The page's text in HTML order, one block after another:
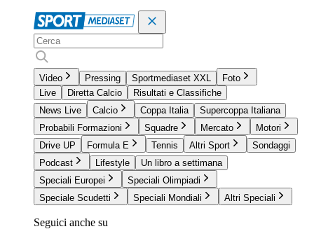
Video Pressing Sportmediaset XXL
Foto
Live
Diretta Calcio
Risultati e Classifiche
News Live
Calcio Coppa Italia
Supercoppa Italiana
Probabili Formazioni
Squadre Mercato
Motori
Drive UP
Formula E Tennis Altri Sport
Sondaggi
Podcast
Lifestyle
Un libro a settimana
Speciali Europei
Speciali Olimpiadi
Speciale Scudetti
Speciali Mondiali Altri Speciali
Seguici anche su